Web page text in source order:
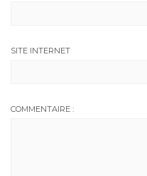
SITE INTERNET
COMMENTAIRE :